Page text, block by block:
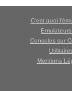
C'est quoi
Consoles sur
Mentions